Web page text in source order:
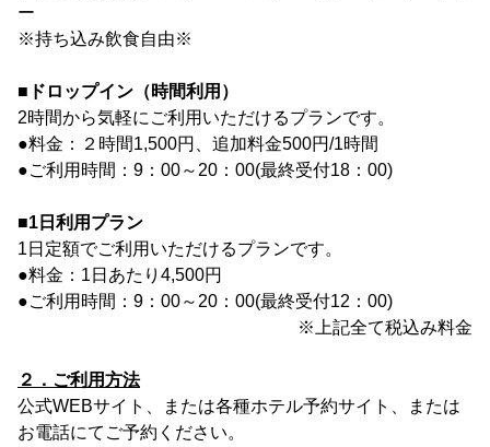
ー
※持ち込み飲食自由※
■ドロップイン（時間利用）
2時間から気軽にご利用いただけるプランです。
●料金：２時間1,500円、追加料金500円/1時間
●ご利用時間：9：00～20：00(最終受付18：00)
■1日利用プラン
1日定額でご利用いただけるプランです。
●料金：1日あたり4,500円
●ご利用時間：9：00～20：00(最終受付12：00)
※上記全て税込み料金
２．ご利用方法
公式WEBサイト、または各種ホテル予約サイト、または
お電話にてご予約ください。